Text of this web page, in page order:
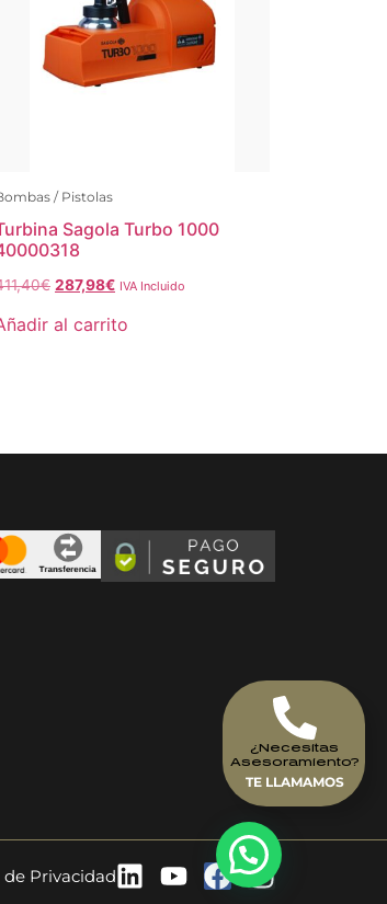
¿Necesitas
Asesoramiento?
TE LLAMAMOS
/ Pistolas
Sagola Turbo 1000
€ 287,98€ IVA Incluido
al carrito
Privacidad